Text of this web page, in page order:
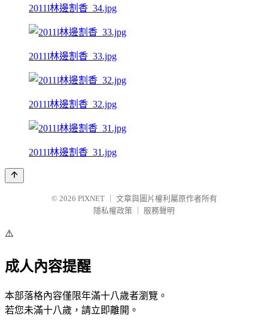
2011l林邊割香_34.jpg
2011l林邊割香_33.jpg
2011l林邊割香_32.jpg
2011l林邊割香_31.jpg
© 2026 PIXNET
文章與圖片權利屬原作者所有
隱私權政策
服務聲明
⚠️
成人內容提醒
本部落格內容僅限年滿十八歲者瀏覽。
若您未滿十八歲，請立即離開。